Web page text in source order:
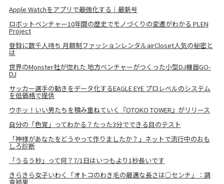
Apple Watchをアプリで最強化する｜最新号
ロボットベンチャー10年間の歴史でモノづくりの変遷がわかる PLEN
Project
登録に数千人待ち 月額制ファッションレンタルairCloset人気の秘密と
は
世界のMonster社が惚れた 地方ベンチャーがつくった小型DJ機器GO-
DJ
サッカー選手の動きをデータ化するEAGLE EYE プロレベルのシステム
を低価格で提供
ウホッ！いい男たちを積み重ねていく『OTOKO TOWER』がリリース
自分の「色覚」ってわかる？たった3分でできる目のテスト
「神様があなたをどうやって作りましたか？」ネットで流行中のおも
しろ診断
「うるう秒」って何？7/1日はいつもより1秒長いです
きらきら女子いわく「オトコのわき毛の最適な長さは○センチ」：調
査結果